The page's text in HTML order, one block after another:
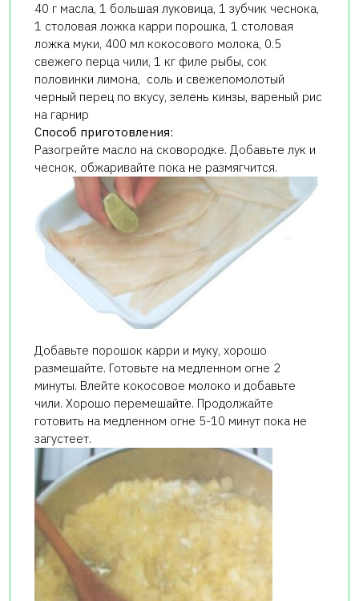
40 г масла, 1 большая луковица, 1 зубчик чеснока,
1 столовая ложка карри порошка, 1 столовая
ложка муки, 400 мл кокосового молока, 0.5
свежего перца чили, 1 кг филе рыбы, сок
половинки лимона, соль и свежепомолотый
черный перец по вкусу, зелень кинзы, вареный рис
на гарнир
Способ приготовления:
Разогрейте масло на сковородке. Добавьте лук и
чеснок, обжаривайте пока не размягчится.
Добавьте порошок карри и муку, хорошо
размешайте. Готовьте на медленном огне 2
минуты. Влейте кокосовое молоко и добавьте
чили. Хорошо перемешайте. Продолжайте
готовить на медленном огне 5-10 минут пока не
загустеет.